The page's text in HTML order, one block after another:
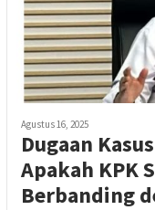
Agustus 16, 2025
Dugaan
Apakah KPK
Berbanding